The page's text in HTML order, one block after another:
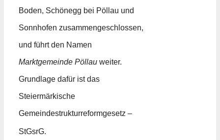
Boden, Schönegg bei Pöllau und
Sonnhofen zusammengeschlossen,
und führt den Namen
Marktgemeinde Pöllau weiter.
Grundlage dafür ist das
Steiermärkische
Gemeindestrukturreformgesetz –
StGsrG.